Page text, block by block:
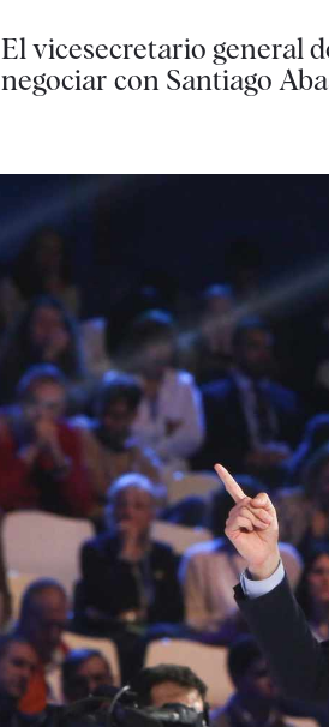
El vicesecretario general
negociar con Santiago